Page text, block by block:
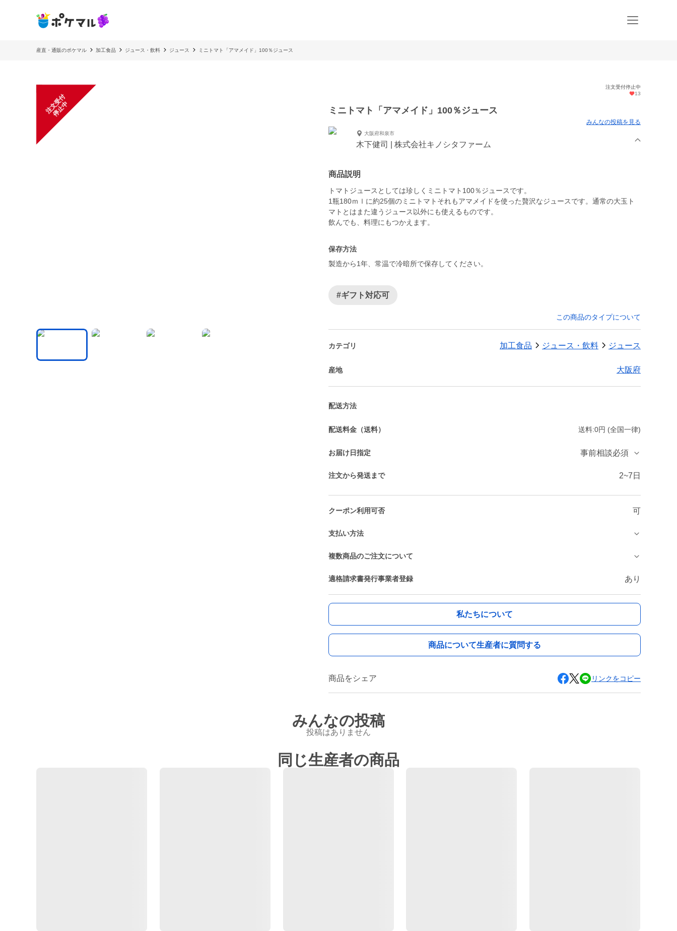
産直・通販のポケマル 加工食品 ジュース・飲料 ジュース ミニトマト「アマメイド」100％ジュース
注
文
受
付
停
止
中
注文受付停止中
13
ミニトマト「アマメイド」100％ジュース
みんなの投稿を見る
大阪府和泉市
木下健司 | 株式会社キノシタファーム
商品説明
トマトジュースとしては珍しくミニトマト100％ジュースです。
1瓶180ｍｌに約25個のミニトマトそれもアマメイドを使った贅沢なジュースです。通常の大玉ト
マトとはまた違うジュース以外にも使えるものです。
飲んでも、料理にもつかえます。
保存方法
製造から1年、常温で冷暗所で保存してください。
#ギフト対応可
この商品のタイプについて
カテゴリ 加工食品 ジュース・飲料 ジュース
産地 大阪府
配送方法
配送料金（送料） 送料:0円 (全国一律)
お届け日指定 事前相談必須
注文から発送まで 2~7日
クーポン利用可否 可
支払い方法
複数商品のご注文について
適格請求書発行事業者登録 あり
私たちについて
商品について生産者に質問する
商品をシェア リンクをコピー
みんなの投稿
投稿はありません
同じ生産者の商品